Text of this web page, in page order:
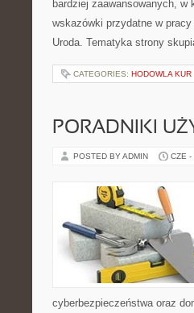
bardziej zaawansowanych,
wskazówki przydatne w
Uroda. Tematyka strony
CATEGORIES: HODOWLA KUR
PORADNIKI
POSTED BY ADMIN CZE -
cyberbezpieczeństwa oraz